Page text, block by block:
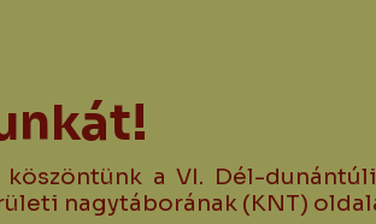
a VI. Dél-
nagytáborának (KNT)